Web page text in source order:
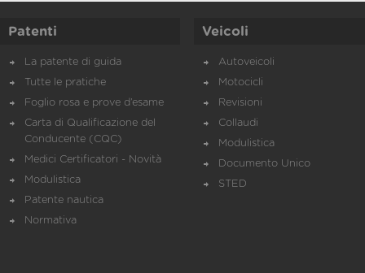
Patenti
La patente di guida
Tutte le pratiche
Foglio rosa e prove d’esame
Carta di Qualificazione del
Conducente (CQC)
Medici Certificatori - Novità
Modulistica
Patente nautica
Normativa
Veicoli
Autoveicoli
Motocicli
Revisioni
Collaudi
Modulistica
Documento Unico
STED